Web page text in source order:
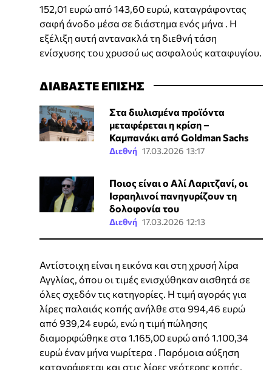
152,01 ευρώ από 143,60 ευρώ, καταγράφοντας
σαφή άνοδο μέσα σε διάστημα ενός μήνα . Η
εξέλιξη αυτή αντανακλά τη διεθνή τάση
ενίσχυσης του χρυσού ως ασφαλούς καταφυγίου.
ΔΙΑΒΑΣΤΕ ΕΠΙΣΗΣ
Στα διυλισμένα προϊόντα
μεταφέρεται η κρίση –
Καμπανάκι από Goldman Sachs
Διεθνή 17.03.2026 13:17
Ποιος είναι ο Αλί Λαριτζανί, οι
Ισραηλινοί πανηγυρίζουν τη
δολοφονία του
Διεθνή 17.03.2026 12:13
Αντίστοιχη είναι η εικόνα και στη χρυσή λίρα
Αγγλίας, όπου οι τιμές ενισχύθηκαν αισθητά σε
όλες σχεδόν τις κατηγορίες. Η τιμή αγοράς για
λίρες παλαιάς κοπής ανήλθε στα 994,46 ευρώ
από 939,24 ευρώ, ενώ η τιμή πώλησης
διαμορφώθηκε στα 1.165,00 ευρώ από 1.100,34
ευρώ έναν μήνα νωρίτερα . Παρόμοια αύξηση
καταγράφεται και στις λίρες νεότερης κοπής,